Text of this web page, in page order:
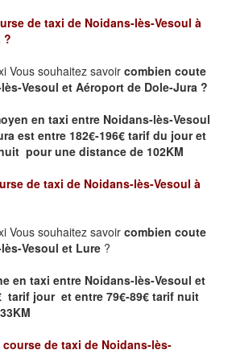
de taxi de Noidans-lès-Vesoul à
?
Vous souhaitez savoir combien coute
Vesoul et Aéroport de Dole-Jura ?
en taxi entre Noidans-lès-Vesoul
est entre 182€-196€ tarif du jour et
pour une distance de 102KM
de taxi de Noidans-lès-Vesoul à
Vous souhaitez savoir combien coute
Vesoul et Lure ?
en taxi entre Noidans-lès-Vesoul et
tarif jour et entre 79€-89€ tarif nuit
de taxi de Noidans-lès-